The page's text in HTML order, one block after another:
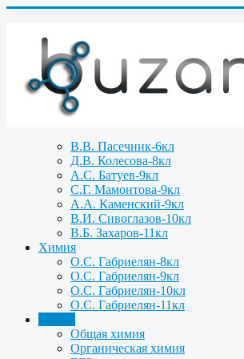
В.В. Пасечник-6кл
Д.В. Колесова-8кл
А.С. Батуев-9кл
С.Г. Мамонтова-9кл
А.А. Каменский-9кл
В.И. Сивоглазов-10кл
В.Б. Захаров-11кл
Химия
О.С. Габриелян-8кл
О.С. Габриелян-9кл
О.С. Габриелян-10кл
О.С. Габриелян-11кл
Общая химия
Органическая химия